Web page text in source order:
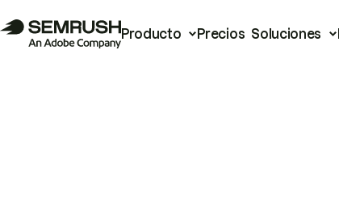
Producto Precios Soluciones